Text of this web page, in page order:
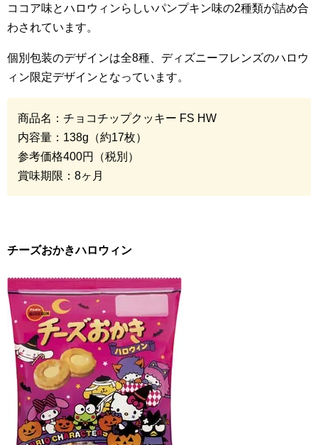
ココア味とハロウィンらしいパンプキン味の2種類が詰め合
わされています。
個別包装のデザインは全8種、ディズニーフレンズのハロウ
ィン限定デザインとなっています。
商品名：チョコチップクッキー FS HW
内容量： 138g （約17枚）
参考価格400円（税別）
賞味期限： 8ヶ月
チーズおかきハロウィン